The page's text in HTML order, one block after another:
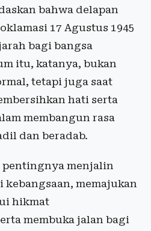
bahwa delapan
17 Agustus 1945
bagi bangsa
itu, katanya, bukan
tetapi juga saat
hati serta
membangun rasa
dan beradab.
pentingnya menjalin
kebangsaan, memajukan
hikmat
membuka jalan bagi